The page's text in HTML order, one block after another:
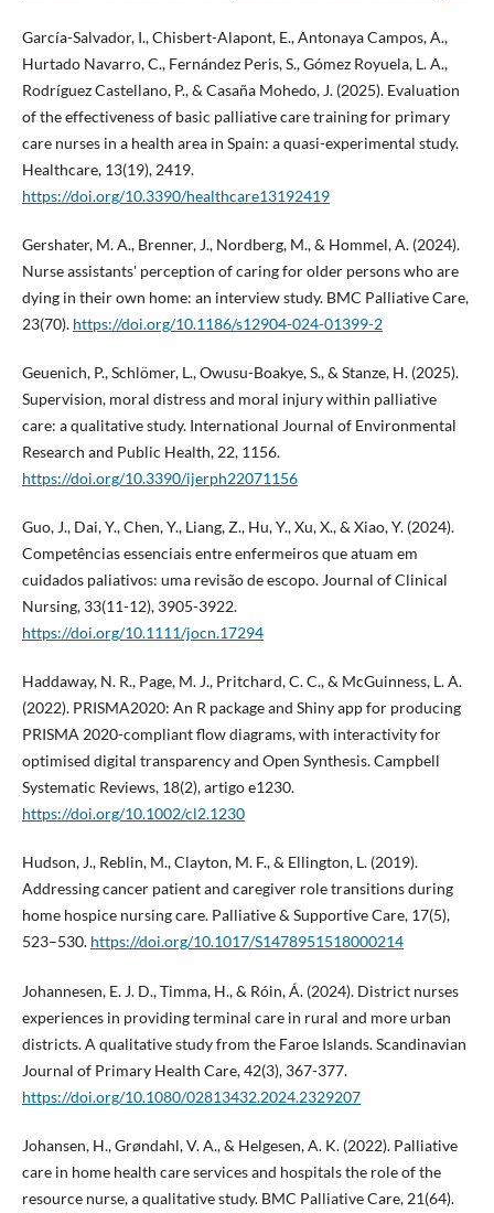
García-Salvador, I., Chisbert-Alapont, E., Antonaya Campos, A.,
Hurtado Navarro, C., Fernández Peris, S., Gómez Royuela, L. A.,
Rodríguez Castellano, P., & Casaña Mohedo, J. (2025). Evaluation
of the effectiveness of basic palliative care training for primary
care nurses in a health area in Spain: a quasi-experimental study.
Healthcare, 13(19), 2419.
https://doi.org/10.3390/healthcare13192419
Gershater, M. A., Brenner, J., Nordberg, M., & Hommel, A. (2024).
Nurse assistants' perception of caring for older persons who are
dying in their own home: an interview study. BMC Palliative Care,
23(70). https://doi.org/10.1186/s12904-024-01399-2
Geuenich, P., Schlömer, L., Owusu-Boakye, S., & Stanze, H. (2025).
Supervision, moral distress and moral injury within palliative
care: a qualitative study. International Journal of Environmental
Research and Public Health, 22, 1156.
https://doi.org/10.3390/ijerph22071156
Guo, J., Dai, Y., Chen, Y., Liang, Z., Hu, Y., Xu, X., & Xiao, Y. (2024).
Competências essenciais entre enfermeiros que atuam em
cuidados paliativos: uma revisão de escopo. Journal of Clinical
Nursing, 33(11-12), 3905-3922.
https://doi.org/10.1111/jocn.17294
Haddaway, N. R., Page, M. J., Pritchard, C. C., & McGuinness, L. A.
(2022). PRISMA2020: An R package and Shiny app for producing
PRISMA 2020-compliant flow diagrams, with interactivity for
optimised digital transparency and Open Synthesis. Campbell
Systematic Reviews, 18(2), artigo e1230.
https://doi.org/10.1002/cl2.1230
Hudson, J., Reblin, M., Clayton, M. F., & Ellington, L. (2019).
Addressing cancer patient and caregiver role transitions during
home hospice nursing care. Palliative & Supportive Care, 17(5),
523–530. https://doi.org/10.1017/S1478951518000214
Johannesen, E. J. D., Timma, H., & Róin, Á. (2024). District nurses
experiences in providing terminal care in rural and more urban
districts. A qualitative study from the Faroe Islands. Scandinavian
Journal of Primary Health Care, 42(3), 367-377.
https://doi.org/10.1080/02813432.2024.2329207
Johansen, H., Grøndahl, V. A., & Helgesen, A. K. (2022). Palliative
care in home health care services and hospitals the role of the
resource nurse, a qualitative study. BMC Palliative Care, 21(64).